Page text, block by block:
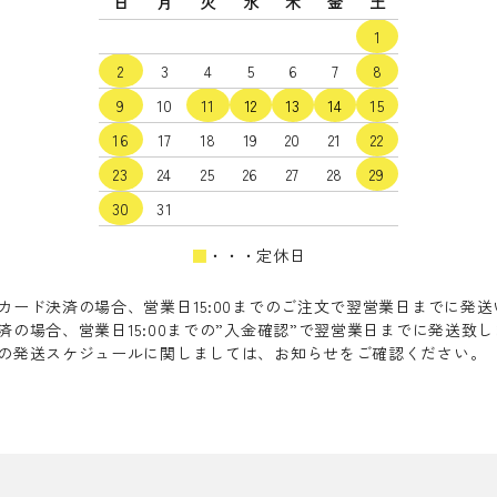
1
2
3 4 5 6 7
8
9
10 11 12 13 14
15
16
17 18 19 20 21
22
23
24 25 26 27 28
29
30
31
■ ・・・定休日
ード決済の場合、営業日15:00までのご注文で翌営業日までに発送
の場合、営業日15:00までの”入金確認”で翌営業日までに発送致し
発送スケジュールに関しましては、お知らせをご確認ください。